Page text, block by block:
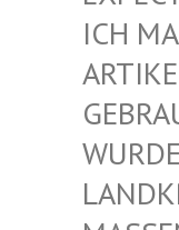
CH
URDE